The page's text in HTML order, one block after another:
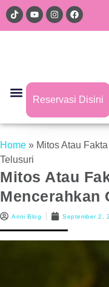
Reservasi Disini
Home » Mitos Atau
Telusuri
Mitos Atau
Mencerahkan
Arini Blog September 2,